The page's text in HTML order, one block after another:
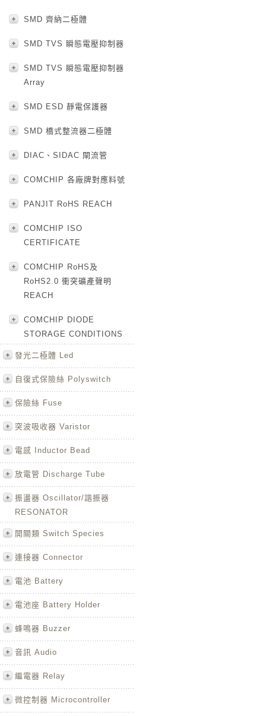
SMD 齊納二極體
SMD TVS 瞬態電壓抑制器
SMD TVS 瞬態電壓抑制器
Array
SMD ESD 靜電保護器
SMD 橋式整流器二極體
DIAC、SIDAC 閘流管
COMCHIP 各廠牌對應料號
PANJIT RoHS REACH
COMCHIP ISO
CERTIFICATE
COMCHIP RoHS及
RoHS2.0 衝突礦產聲明
REACH
COMCHIP DIODE
STORAGE CONDITIONS
發光二極體 Led
自復式保險絲 Polyswitch
保險絲 Fuse
突波吸收器 Varistor
電感 Inductor Bead
放電管 Discharge Tube
振盪器 Oscillator/諧振器
RESONATOR
開關類 Switch Species
連接器 Connector
電池 Battery
電池座 Battery Holder
蜂鳴器 Buzzer
音訊 Audio
繼電器 Relay
微控制器 Microcontroller